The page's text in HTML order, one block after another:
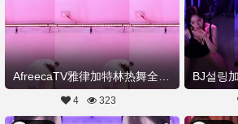
AfreecaTV雅律加特林热舞全部视频20250624舞蹈剪辑
4 323